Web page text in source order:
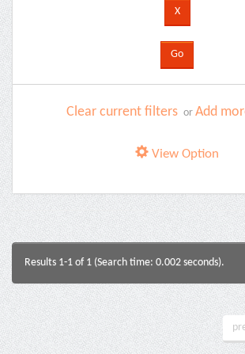
Clear current filters or Add
View Option
Results 1-1 of 1 (Search time: 0.002 seconds).